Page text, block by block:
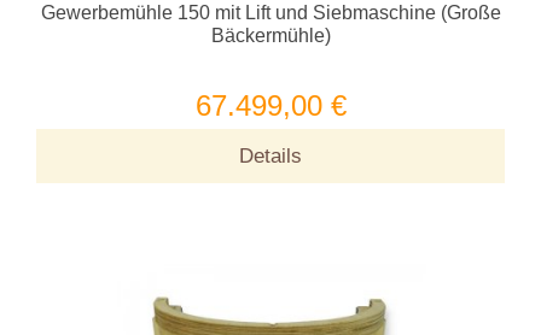
Gewerbemühle 150 mit Lift und Siebmaschine (Große
Bäckermühle)
67.499,00 €
Details